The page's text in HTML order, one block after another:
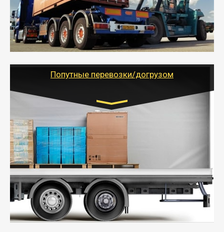
- Доставка фурой до 20 т возможна для больших
объемов грузов, упакованных в коробки, мешки,
паллеты и россыпью в самые отдаленные места
России с гарантией полной сохранности.
- Тайгер Логистик предоставляет услуги по
грузоперевозкам для физических и юридических лиц
Попутные перевозки/догрузом
Транспорт:
Газель (1,5 и 3 тонны), Бычок, Еврофура от 5 до
10 тонн
от 5000 руб. Возможен догруз
- Экономный способ доставить вещи от 200 кг в
другой город - догрузом или попутно. Попутные
грузоперевозки для физлиц, ИП и юрлиц обходятся
дешевле.
- Тайгер Логистик организует доставку
крупногабаритных и личных вещей по нужному